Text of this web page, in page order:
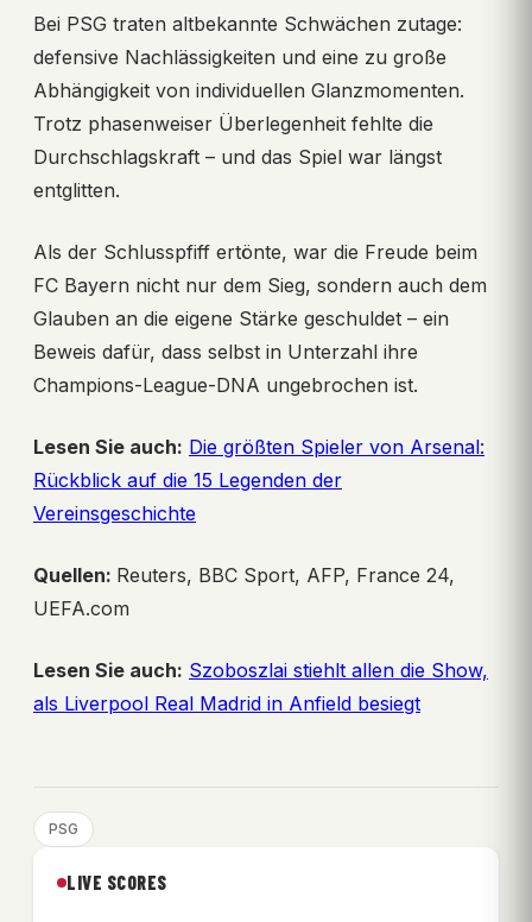
Bei PSG traten altbekannte Schwächen zutage:
defensive Nachlässigkeiten und eine zu große
Abhängigkeit von individuellen Glanzmomenten.
Trotz phasenweiser Überlegenheit fehlte die
Durchschlagskraft – und das Spiel war längst
entglitten.
Als der Schlusspfiff ertönte, war die Freude beim
FC Bayern nicht nur dem Sieg, sondern auch dem
Glauben an die eigene Stärke geschuldet – ein
Beweis dafür, dass selbst in Unterzahl ihre
Champions-League-DNA ungebrochen ist.
Lesen Sie auch: Die größten Spieler von Arsenal:
Rückblick auf die 15 Legenden der
Vereinsgeschichte
Quellen: Reuters, BBC Sport, AFP, France 24,
UEFA.com
Lesen Sie auch: Szoboszlai stiehlt allen die Show,
als Liverpool Real Madrid in Anfield besiegt
PSG
LIVE SCORES